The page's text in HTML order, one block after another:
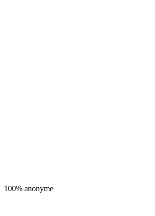
100% anonyme